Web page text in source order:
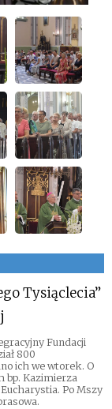
Tysiąclecia”
Fundacji
800
ich we wtorek. O
bp. Kazimierza
Po Mszy